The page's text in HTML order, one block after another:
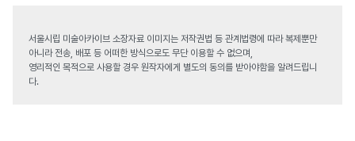
서울시립 미술아카이브 소장자료 이미지는 저작권법 등 관계법령에 따라 복제뿐만
아니라 전송, 배포 등 어떠한 방식으로도 무단 이용할 수 없으며,
영리적인 목적으로 사용할 경우 원작자에게 별도의 동의를 받아야함을 알려드립니
다.